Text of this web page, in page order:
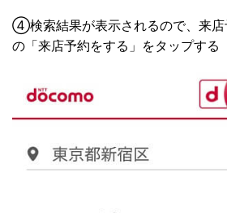
④検索結果が表示されるので、来店
の「来店予約をする」をタップする